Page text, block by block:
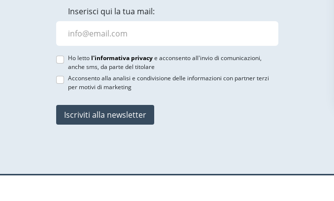
Inserisci qui la tua mail:
Ho letto l'informativa privacye acconsento all'invio di comunicazioni,
anche sms, da parte del titolare
Acconsento alla analisi e condivisione delle informazioni con partner terzi
per motivi di marketing
Iscriviti alla newsletter